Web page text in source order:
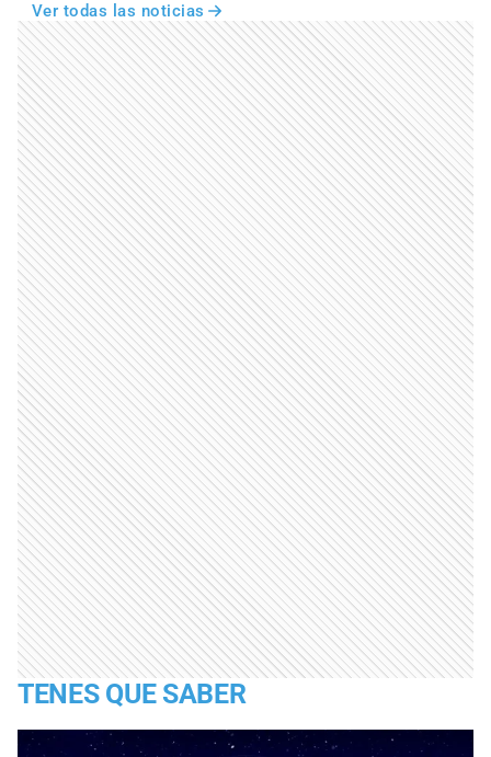
Ver todas las noticias
TENES QUE SABER